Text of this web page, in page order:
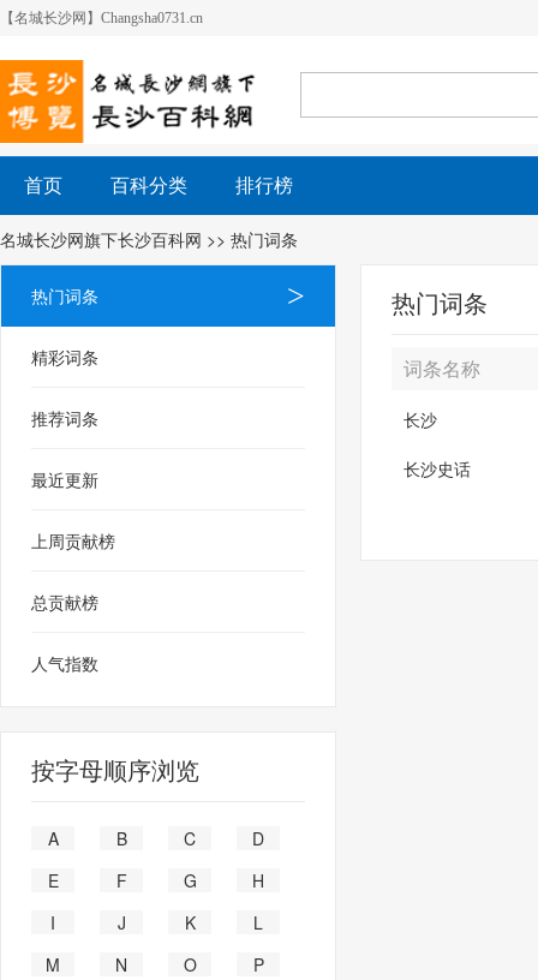
【名城长沙网】Changsha0731.cn
首页 百科分类 排行榜
名城长沙网旗下长沙百科网 >> 热门词条
热门词条
词条名称
长沙
长沙史话
热门词条
精彩词条
推荐词条
最近更新
上周贡献榜
总贡献榜
人气指数
按字母顺序浏览
A B C
D
E
F G
H
I
J K
L
M
N O
P